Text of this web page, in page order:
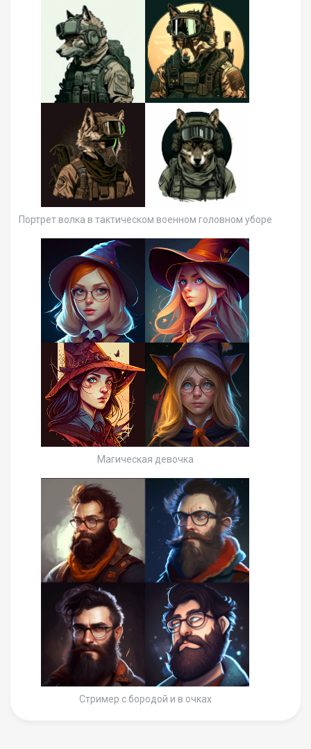
Портрет волка в тактическом военном головном уборе
Магическая девочка
Стример с бородой и в очках